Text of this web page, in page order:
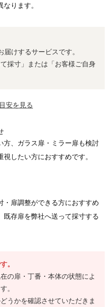
ります。
けするサービスです。
採寸」または「お客様ご自身
安を見る
方、ガラス扉・ミラー扉も検討
したい方におすすめです。
・扉調整ができる方におすすめ
既存扉を弊社へ送って採寸する
。
の扉・丁番・本体の状態によ
。
うかを確認させていただきま